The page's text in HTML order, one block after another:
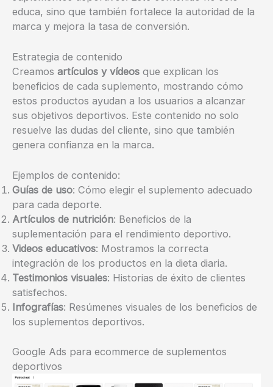
educa, sino que también fortalece la autoridad de la
marca y mejora la tasa de conversión.
Estrategia de contenido
Creamos artículos y vídeos que explican los
beneficios de cada suplemento, mostrando cómo
estos productos ayudan a los usuarios a alcanzar
sus objetivos deportivos. Este contenido no solo
resuelve las dudas del cliente, sino que también
genera confianza en la marca.
Ejemplos de contenido:
Guías de uso: Cómo elegir el suplemento adecuado
para cada deporte.
Artículos de nutrición: Beneficios de la
suplementación para el rendimiento deportivo.
Videos educativos: Mostramos la correcta
integración de los productos en la dieta diaria.
Testimonios visuales: Historias de éxito de clientes
satisfechos.
Infografías: Resúmenes visuales de los beneficios de
los suplementos deportivos.
Google Ads para ecommerce de suplementos
deportivos